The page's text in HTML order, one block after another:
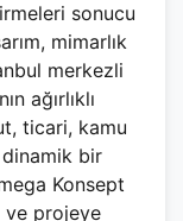
sonucu
mimarlık
merkezli
ağırlıklı
ticari, kamu
dinamik bir
Konsept
ve projeye